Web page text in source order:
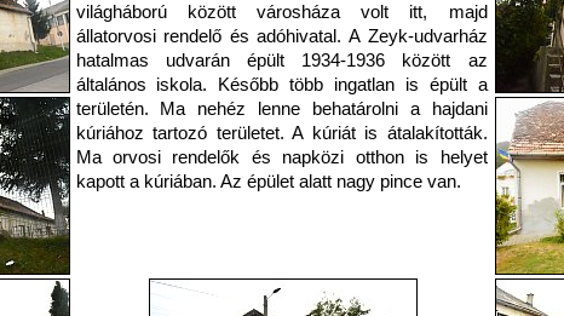
világháború között városháza volt itt, majd
állatorvosi rendelő és adóhivatal. A Zeyk-udvarház
hatalmas udvarán épült 1934-1936 között az
általános iskola. Később több ingatlan is épült a
területén. Ma nehéz lenne behatárolni a hajdani
kúriához tartozó területet. A kúriát is átalakították.
Ma orvosi rendelők és napközi otthon is helyet
kapott a kúriában. Az épület alatt nagy pince van.